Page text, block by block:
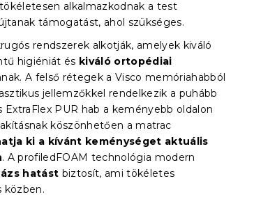
alkalmazkodnak a test
támogatást, ahol szükséges.
rendszerek alkotják, amelyek kiváló
higiéniát és kiváló ortopédiai
A felső rétegek a Visco memóriahabból
jellemzőkkel rendelkezik a puhább
ExtraFlex PUR hab a keményebb oldalon
köszönhetően a matrac
ki a kívánt keménységet aktuális
. A profiledFOAM technológia modern
hatást biztosít, ami tökéletes
közben.